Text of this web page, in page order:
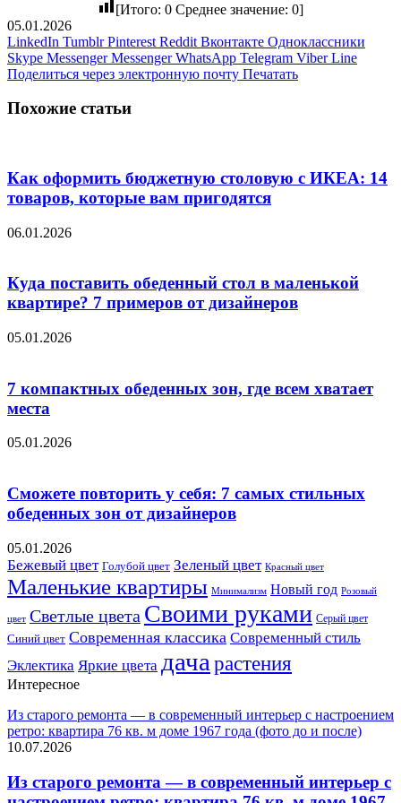
[Итого: 0 Среднее значение: 0]
05.01.2026
LinkedIn Tumblr Pinterest Reddit Вконтакте Одноклассники
Skype Messenger Messenger WhatsApp Telegram Viber Line
Поделиться через электронную почту Печатать
Похожие статьи
Как оформить бюджетную столовую с ИКЕА: 14
товаров, которые вам пригодятся
06.01.2026
Куда поставить обеденный стол в маленькой
квартире? 7 примеров от дизайнеров
05.01.2026
7 компактных обеденных зон, где всем хватает
места
05.01.2026
Сможете повторить у себя: 7 самых стильных
обеденных зон от дизайнеров
05.01.2026
Бежевый цвет Голубой цвет Зеленый цвет Красный цвет
Маленькие квартиры Минимализм Новый год Розовый
цвет Светлые цвета Своими руками Серый цвет
Синий цвет Современная классика Современный стиль
Эклектика Яркие цвета дача растения
Интересное
Из старого ремонта — в современный интерьер с настроением
ретро: квартира 76 кв. м доме 1967 года (фото до и после)
10.07.2026
Из старого ремонта — в современный интерьер с